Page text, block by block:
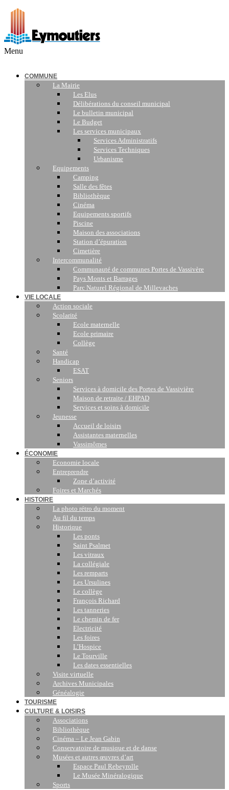
Menu
COMMUNE
La Mairie
Les Elus
Délibérations du conseil municipal
Le bulletin municipal
Le Budget
Les services municipaux
Services Administratifs
Services Techniques
Urbanisme
Equipements
Camping
Salle des fêtes
Bibliothèque
Cinéma
Equipements sportifs
Piscine
Maison des associations
Station d’épuration
Cimetière
Intercommunalité
Communauté de communes Portes de Vassivère
Pays Monts et Barrages
Parc Naturel Régional de Millevaches
VIE LOCALE
Action sociale
Scolarité
Ecole maternelle
Ecole primaire
Collège
Santé
Handicap
ESAT
Seniors
Services à domicile des Portes de Vassivière
Maison de retraite / EHPAD
Services et soins à domicile
Jeunesse
Accueil de loisirs
Assistantes maternelles
Vassimômes
ÉCONOMIE
Economie locale
Entreprendre
Zone d’activité
Foires et Marchés
HISTOIRE
La photo rétro du moment
Au fil du temps
Historique
Les ponts
Saint Psalmet
Les vitraux
La collégiale
Les remparts
Les Ursulines
Le collège
François Richard
Les tanneries
Le chemin de fer
Electricité
Les foires
L’Hospice
Le Tourville
Les dates essentielles
Visite virtuelle
Archives Municipales
Généalogie
TOURISME
CULTURE & LOISIRS
Associations
Bibliothèque
Cinéma – Le Jean Gabin
Conservatoire de musique et de danse
Musées et autres œuvres d’art
Espace Paul Rebeyrolle
Le Musée Minéralogique
Sports